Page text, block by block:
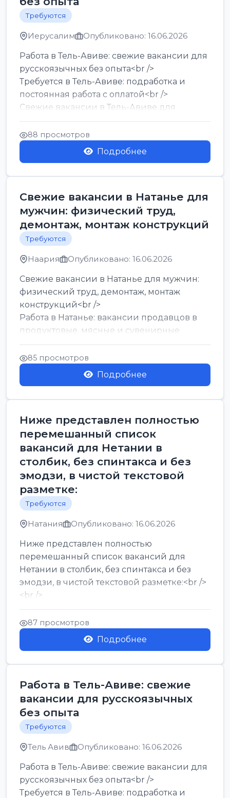
Требуются
Иерусалим Опубликовано: 16.06.2026
Работа в Тель-Авиве: свежие вакансии для
русскоязычных без опыта<br />
Требуется в Тель-Авиве: подработка и
постоянная работа с оплатой<br />
Свежие вакансии в Тель-Авиве для
мужчин и женщин от хозя...
88 просмотров
Подробнее
Свежие вакансии в Натанье для
мужчин: физический труд,
демонтаж, монтаж конструкций
Требуются
Наария Опубликовано: 16.06.2026
Свежие вакансии в Натанье для мужчин:
физический труд, демонтаж, монтаж
конструкций<br />
Работа в Натанье: вакансии продавцов в
продуктовые, мясные и сувенирные
лавки<br />
Разнорабочий на сборку м...
85 просмотров
Подробнее
Ниже представлен полностью
перемешанный список
вакансий для Нетании в
столбик, без спинтакса и без
эмодзи, в чистой текстовой
разметке:
Требуются
Натания Опубликовано: 16.06.2026
Ниже представлен полностью
перемешанный список вакансий для
Нетании в столбик, без спинтакса и без
эмодзи, в чистой текстовой разметке:<br />
<br />
Работа в Нетании на мебельном
производстве: требу...
87 просмотров
Подробнее
Работа в Тель-Авиве: свежие
вакансии для русскоязычных
без опыта
Требуются
Тель Авив Опубликовано: 16.06.2026
Работа в Тель-Авиве: свежие вакансии для
русскоязычных без опыта<br />
Требуется в Тель-Авиве: подработка и